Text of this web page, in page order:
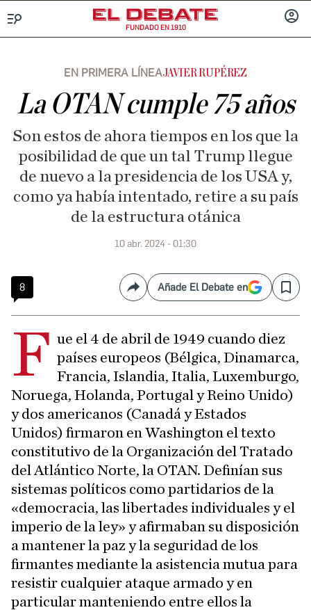
FUNDADO EN 1910
EN PRIMERA LÍNEAJAVIER RUPÉREZ
La OTAN cumple 75 años
Son estos de ahora tiempos en los que la
posibilidad de que un tal Trump llegue
de nuevo a la presidencia de los USA y,
como ya había intentado, retire a su país
de la estructura otánica
10 abr. 2024 - 01:30
8 CompartirAñade El Debate en Save
F ue el 4 de abril de 1949 cuando diez
países europeos (Bélgica, Dinamarca,
Francia, Islandia, Italia, Luxemburgo,
Noruega, Holanda, Portugal y Reino Unido)
y dos americanos (Canadá y Estados
Unidos) firmaron en Washington el texto
constitutivo de la Organización del Tratado
del Atlántico Norte, la OTAN. Definían sus
sistemas políticos como partidarios de la
«democracia, las libertades individuales y el
imperio de la ley» y afirmaban su disposición
a mantener la paz y la seguridad de los
firmantes mediante la asistencia mutua para
resistir cualquier ataque armado y en
particular manteniendo entre ellos la